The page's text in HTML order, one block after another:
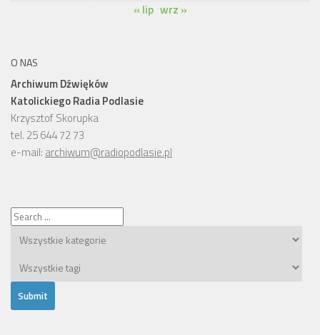
« lip wrz »
O NAS
Archiwum Dźwięków
Katolickiego Radia Podlasie
Krzysztof Skorupka
tel. 25 644 72 73
e-mail: archiwum@radiopodlasie.pl